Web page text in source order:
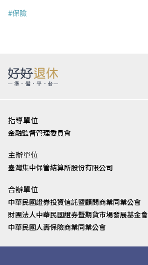
#保險
指導單位
金融監督管理委員會
主辦單位
臺灣集中保管結算所股份有限公司
合辦單位
中華民國證券投資信託暨顧問商業同業公會
財團法人中華民國證券暨期貨市場發展基金會
中華民國人壽保險商業同業公會